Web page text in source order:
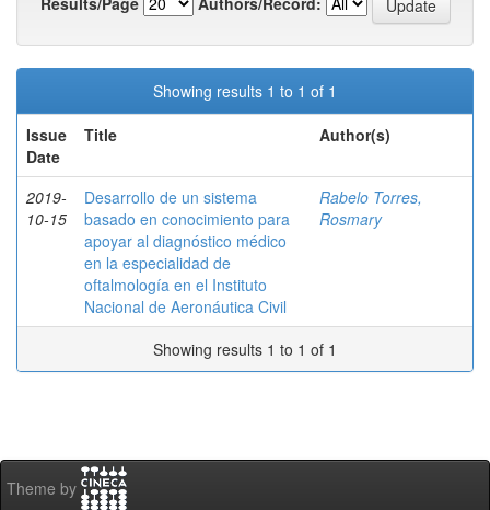
Showing results 1 to 1 of 1
Issue
Date
Title Author(s)
2019-
10-15
Desarrollo de un sistema
basado en conocimiento para
apoyar al diagnóstico médico
en la especialidad de
oftalmología en el Instituto
Nacional de Aeronáutica Civil
Rabelo Torres,
Rosmary
Showing results 1 to 1 of 1
Theme by